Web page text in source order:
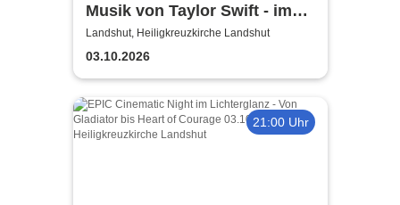
Musik von Taylor Swift - im
Lichterglanz-Konzert - Tribute
by String Quartet
Landshut, Heiligkreuzkirche Landshut
03.10.2026
21:00 Uhr